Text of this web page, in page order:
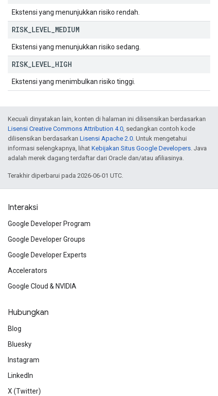
Ekstensi yang menunjukkan risiko rendah.
RISK LEVEL MEDIUM
Ekstensi yang menunjukkan risiko sedang.
RISK LEVEL HIGH
Ekstensi yang menimbulkan risiko tinggi.
Kecuali dinyatakan lain, konten di halaman ini dilisensikan berdasarkan
Lisensi Creative Commons Attribution 4.0, sedangkan contoh kode
dilisensikan berdasarkan Lisensi Apache 2.0. Untuk mengetahui
informasi selengkapnya, lihat Kebijakan Situs Google Developers. Java
adalah merek dagang terdaftar dari Oracle dan/atau afiliasinya.
Terakhir diperbarui pada 2026-06-01 UTC.
Interaksi
Google Developer Program
Google Developer Groups
Google Developer Experts
Accelerators
Google Cloud & NVIDIA
Hubungkan
Blog
Bluesky
Instagram
LinkedIn
X (Twitter)